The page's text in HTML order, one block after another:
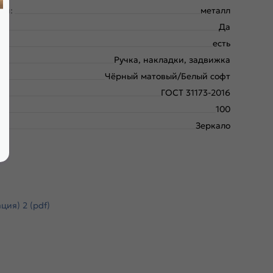
металл
Да
есть
Ручка, накладки, задвижка
Чёрный матовый/Белый софт
ГОСТ 31173-2016
100
Зеркало
2 (pdf)